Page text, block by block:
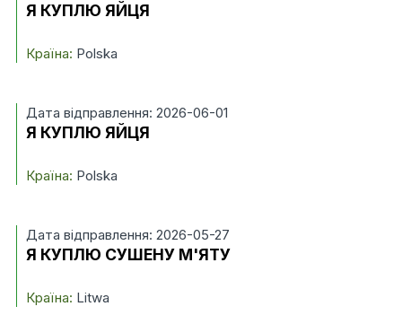
Я КУПЛЮ ЯЙЦЯ
Країна: Polska
Дата відправлення: 2026-06-01
Я КУПЛЮ ЯЙЦЯ
Країна: Polska
Дата відправлення: 2026-05-27
Я КУПЛЮ СУШЕНУ М'ЯТУ
Країна: Litwa